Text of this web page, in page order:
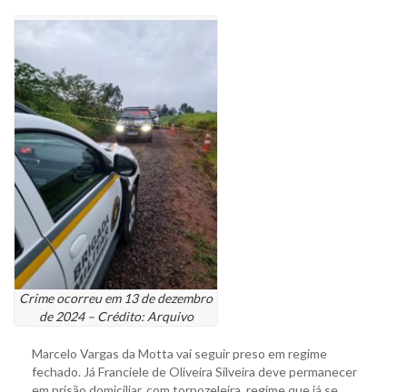
Crime ocorreu em 13 de dezembro
de 2024 – Crédito: Arquivo
Marcelo Vargas da Motta vai seguir preso em regime
fechado. Já Franciele de Oliveira Silveira deve permanecer